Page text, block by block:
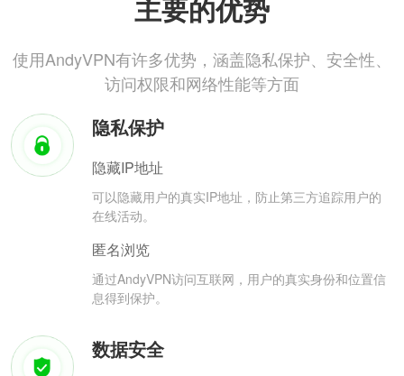
主要的优势
使用AndyVPN有许多优势，涵盖隐私保护、安全性、
访问权限和网络性能等方面
隐私保护
隐藏IP地址
可以隐藏用户的真实IP地址，防止第三方追踪用户的
在线活动。
匿名浏览
通过AndyVPN访问互联网，用户的真实身份和位置信
息得到保护。
数据安全